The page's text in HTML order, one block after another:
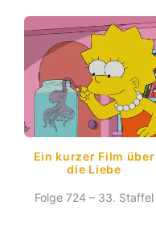
Ein kurzer Film über
die Liebe
Folge 724 – 33. Staffel